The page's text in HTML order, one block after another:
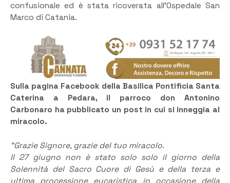
confusionale ed è stata ricoverata all’Ospedale San
Marco di Catania.
Sulla pagina Facebook della Basilica Pontificia Santa
Caterina a Pedara, il parroco don Antonino
Carbonaro ha pubblicato un post in cui si inneggia al
miracolo.
“Grazie Signore, grazie del tuo miracolo.
Il 27 giugno non è stato solo solo il giorno della
Solennità del Sacro Cuore di Gesù e della terza e
ultima processione eucaristica in occasione della